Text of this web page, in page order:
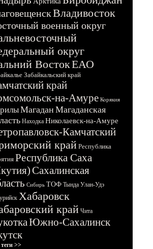
Владивосток
военный округ
округ
ВостокЕАО
Забайкальский край
край
на-Амуре Корякия
Магадан Магаданская
Находка Николаевск-на-Амуре
Камчатский
крайРеспублика
Республика Саха
Сахалинская
Сибирь ТОФ Тында Улан-Удэ
Хабаровск
край Чита
Южно-Сахалинск
>>